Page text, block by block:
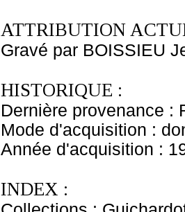
ATTRIBUTION
Gravé par BOISSIEU
HISTORIQUE :
Dernière provenance :
Mode d'acquisition :
Année d'acquisition :
INDEX :